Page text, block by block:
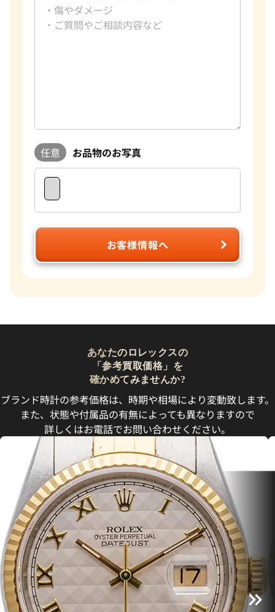
任意 お品物のお写真
お客様情報へ
あなたのロレックスの
「参考買取価格」を
確かめてみませんか?
ブランド時計の参考価格は、時期や相場により変動致します。
また、状態や付属品の有無によっても異なりますので
詳しくはお電話でお問い合わせください。